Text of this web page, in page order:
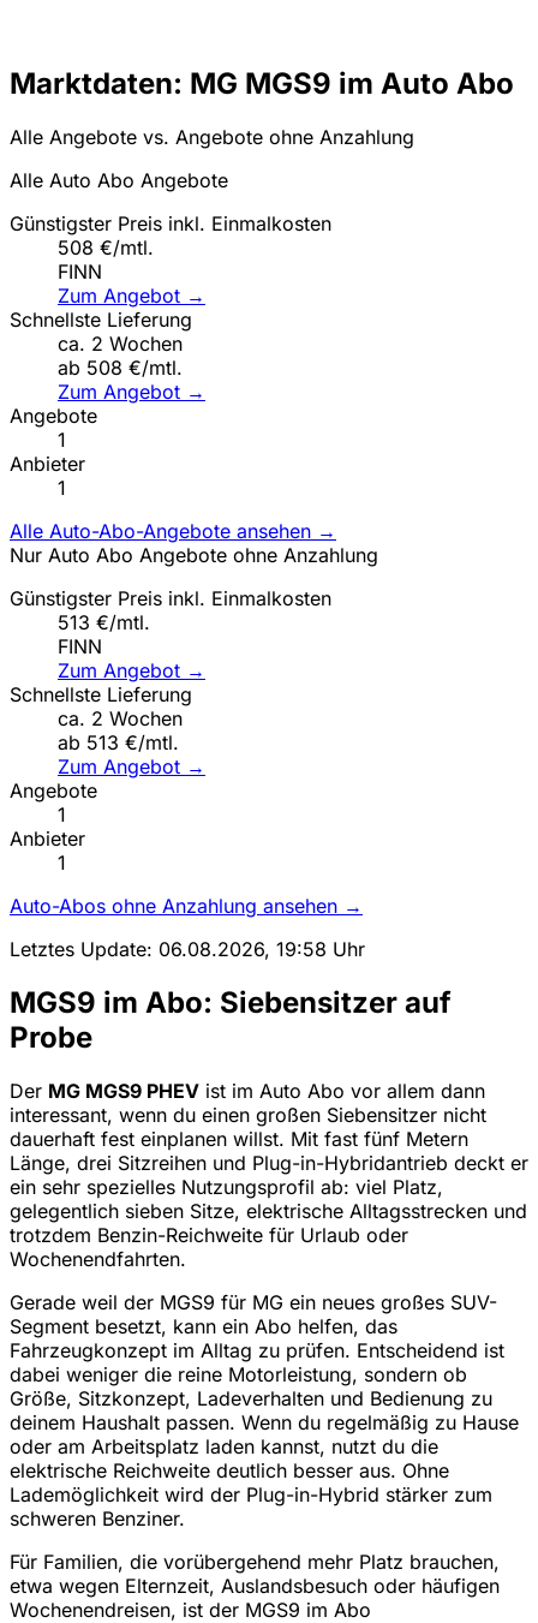
Marktdaten: MG MGS9 im Auto Abo
Alle Angebote vs. Angebote ohne Anzahlung
Alle Auto Abo Angebote
Günstigster Preis inkl. Einmalkosten
508 €/mtl.
FINN
Zum Angebot →
Schnellste Lieferung
ca. 2 Wochen
ab 508 €/mtl.
Zum Angebot →
Angebote
1
Anbieter
1
Alle Auto-Abo-Angebote ansehen →
Nur Auto Abo Angebote ohne Anzahlung
Günstigster Preis inkl. Einmalkosten
513 €/mtl.
FINN
Zum Angebot →
Schnellste Lieferung
ca. 2 Wochen
ab 513 €/mtl.
Zum Angebot →
Angebote
1
Anbieter
1
Auto-Abos ohne Anzahlung ansehen →
Letztes Update: 06.08.2026, 19:58 Uhr
MGS9 im Abo: Siebensitzer auf
Probe
Der MG MGS9 PHEV ist im Auto Abo vor allem dann
interessant, wenn du einen großen Siebensitzer nicht
dauerhaft fest einplanen willst. Mit fast fünf Metern
Länge, drei Sitzreihen und Plug-in-Hybridantrieb deckt er
ein sehr spezielles Nutzungsprofil ab: viel Platz,
gelegentlich sieben Sitze, elektrische Alltagsstrecken und
trotzdem Benzin-Reichweite für Urlaub oder
Wochenendfahrten.
Gerade weil der MGS9 für MG ein neues großes SUV-
Segment besetzt, kann ein Abo helfen, das
Fahrzeugkonzept im Alltag zu prüfen. Entscheidend ist
dabei weniger die reine Motorleistung, sondern ob
Größe, Sitzkonzept, Ladeverhalten und Bedienung zu
deinem Haushalt passen. Wenn du regelmäßig zu Hause
oder am Arbeitsplatz laden kannst, nutzt du die
elektrische Reichweite deutlich besser aus. Ohne
Lademöglichkeit wird der Plug-in-Hybrid stärker zum
schweren Benziner.
Für Familien, die vorübergehend mehr Platz brauchen,
etwa wegen Elternzeit, Auslandsbesuch oder häufigen
Wochenendreisen, ist der MGS9 im Abo